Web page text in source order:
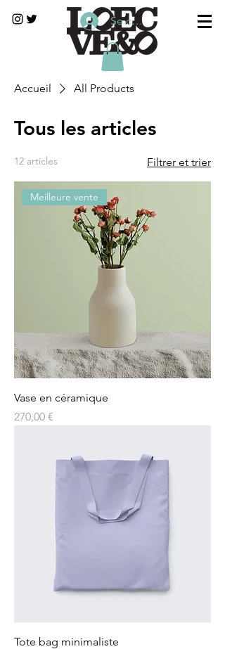
Se connecter
Accueil All Products
Tous les articles
12 articles Filtrer et trier
Meilleure vente
Vase en céramique
Prix
270,00 €
Tote bag minimaliste